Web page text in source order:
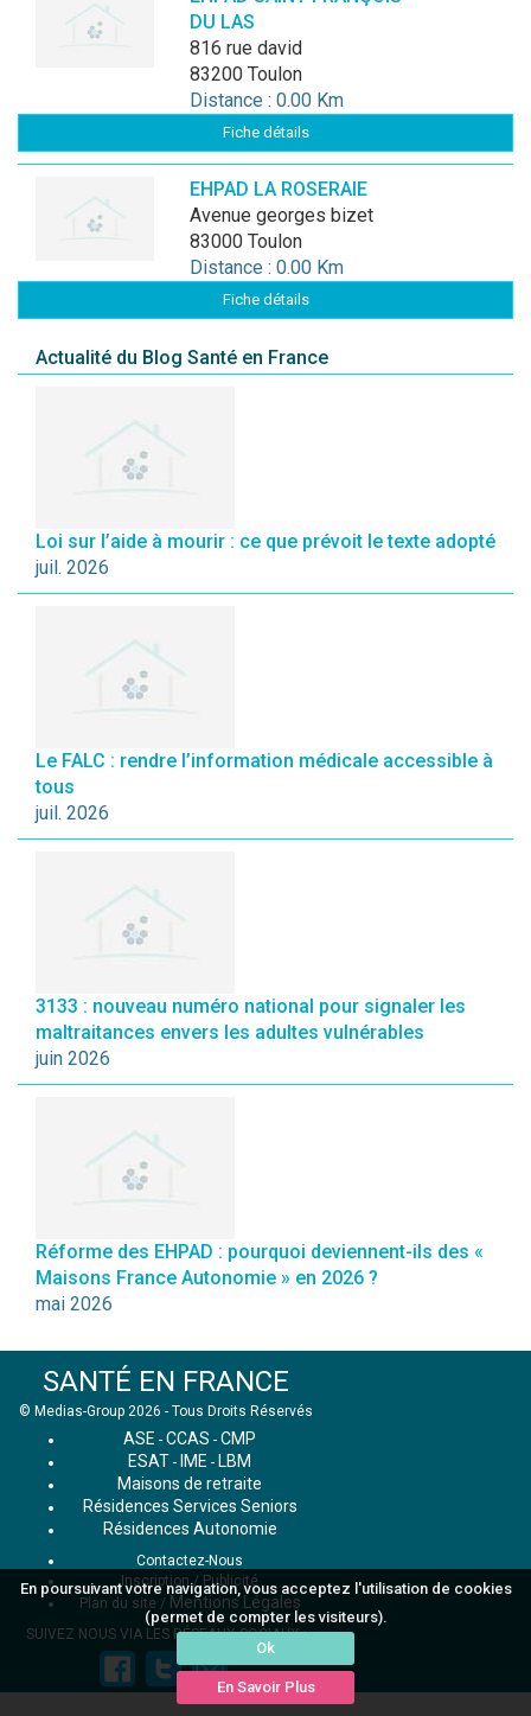
En poursuivant votre navigation, vous acceptez l'utilisation de cookies
(permet de compter les visiteurs).
Ok
En Savoir Plus
DU LAS
816 rue david
83200 Toulon
Distance : 0.00 Km
Fiche détails
EHPAD LA ROSERAIE
avenue georges bizet
83000 Toulon
Distance : 0.00 Km
Fiche détails
Actualité du Blog Santé en France
Loi sur l’aide à mourir : ce que prévoit le texte adopté
juil. 2026
Le FALC : rendre l’information médicale accessible à
tous
juil. 2026
3133 : nouveau numéro national pour signaler les
maltraitances envers les adultes vulnérables
juin 2026
Réforme des EHPAD : pourquoi deviennent-ils des «
Maisons France Autonomie » en 2026 ?
mai 2026
SANTÉ EN FRANCE
© Medias-Group 2026 - Tous Droits Réservés
ASE - CCAS - CMP
ESAT - IME - LBM
Maisons de retraite
Résidences Services Seniors
Résidences Autonomie
Contactez-Nous
Inscription / Publicité
Plan du site / Mentions Légales
SUIVEZ NOUS VIA LES RÉSEAUX SOCIAUX :